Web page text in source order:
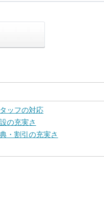
ッフの対応
の充実さ
・割引の充実さ